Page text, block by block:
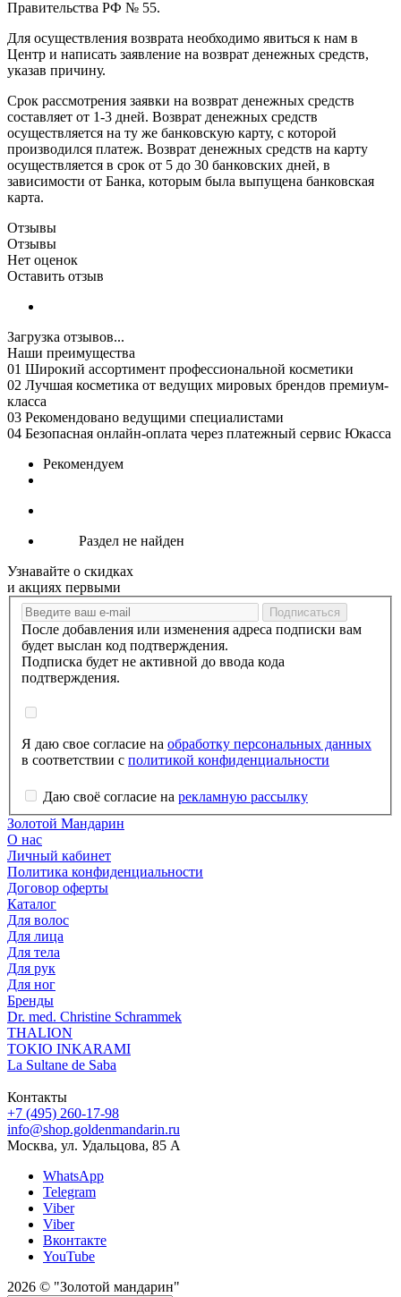
Правительства РФ № 55.
Для осуществления возврата необходимо явиться к нам в
Центр и написать заявление на возврат денежных средств,
указав причину.
Срок рассмотрения заявки на возврат денежных средств
составляет от 1-3 дней. Возврат денежных средств
осуществляется на ту же банковскую карту, с которой
производился платеж. Возврат денежных средств на карту
осуществляется в срок от 5 до 30 банковских дней, в
зависимости от Банка, которым была выпущена банковская
карта.
Отзывы
Отзывы
Нет оценок
Оставить отзыв
Загрузка отзывов...
Наши преимущества
01 Широкий ассортимент профессиональной косметики
02 Лучшая косметика от ведущих мировых брендов премиум-
класса
03 Рекомендовано ведущими специалистами
04 Безопасная онлайн-оплата через платежный сервис Юкасса
Рекомендуем
Раздел не найден
Узнавайте о скидках
и акциях первыми
После добавления или изменения адреса подписки вам
будет выслан код подтверждения.
Подписка будет не активной до ввода кода
подтверждения.
Я даю свое согласие на обработку персональных данных
в соответствии с политикой конфиденциальности
Даю своё согласие на рекламную рассылку
Золотой Мандарин
О нас
Личный кабинет
Политика конфиденциальности
Договор оферты
Каталог
Для волос
Для лица
Для тела
Для рук
Для ног
Бренды
Dr. med. Christine Schrammek
THALION
TOKIO INKARAMI
La Sultane de Saba
Контакты
+7 (495) 260-17-98
info@shop.goldenmandarin.ru
Москва, ул. Удальцова, 85 А
WhatsApp
Telegram
Viber
Viber
Вконтакте
YouTube
2026 © "Золотой мандарин"